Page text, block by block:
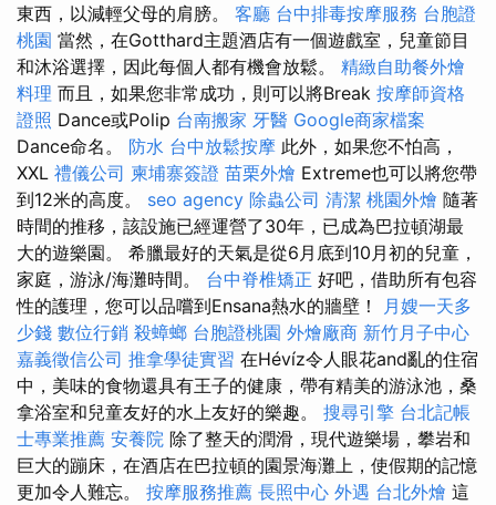
東西，以減輕父母的肩膀。 客廳 台中排毒按摩服務 台胞證
桃園 當然，在Gotthard主題酒店有一個遊戲室，兒童節目
和沐浴選擇，因此每個人都有機會放鬆。 精緻自助餐外燴
料理 而且，如果您非常成功，則可以將Break 按摩師資格
證照 Dance或Polip 台南搬家 牙醫 Google商家檔案
Dance命名。 防水 台中放鬆按摩 此外，如果您不怕高，
XXL 禮儀公司 柬埔寨簽證 苗栗外燴 Extreme也可以將您帶
到12米的高度。 seo agency 除蟲公司 清潔 桃園外燴 隨著
時間的推移，該設施已經運營了30年，已成為巴拉頓湖最
大的遊樂園。 希臘最好的天氣是從6月底到10月初的兒童，
家庭，游泳/海灘時間。 台中脊椎矯正 好吧，借助所有包容
性的護理，您可以品嚐到Ensana熱水的牆壁！
月嫂一天多
少錢 數位行銷 殺蟑螂 台胞證桃園 外燴廠商 新竹月子中心
嘉義徵信公司 推拿學徒實習 在Hévíz令人眼花and亂的住宿
中，美味的食物還具有王子的健康，帶有精美的游泳池，桑
拿浴室和兒童友好的水上友好的樂趣。 搜尋引擎 台北記帳
士專業推薦 安養院 除了整天的潤滑，現代遊樂場，攀岩和
巨大的蹦床，在酒店在巴拉頓的園景海灘上，使假期的記憶
更加令人難忘。 按摩服務推薦 長照中心 外遇 台北外燴 這